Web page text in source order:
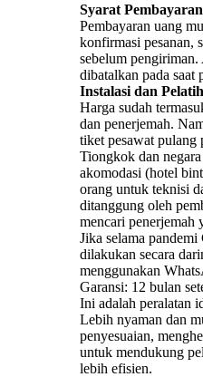
Syarat
Pembayaran uang
konfirmasi pesanan,
sebelum
dibatalkan pada saat
Instalasi dan
Harga sudah
dan penerjemah.
tiket pesawat pulang
Tiongkok dan
akomodasi (hotel
orang untuk teknisi
ditanggung oleh
mencari penerjemah
Jika selama
dilakukan secara
menggunakan
Garansi: 12 bulan
Ini adalah peralatan
Lebih nyaman dan
penyesuaian,
untuk mendukung
lebih efisien.